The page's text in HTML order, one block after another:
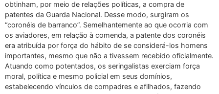
obtinham, por meio de relações políticas, a compra de
patentes da Guarda Nacional. Desse modo, surgiram os
“coronéis de barranco”. Semelhantemente ao que ocorria com
os aviadores, em relação à comenda, a patente dos coronéis
era atribuída por força do hábito de se considerá-los homens
importantes, mesmo que não a tivessem recebido oficialmente.
Atuando como potentados, os seringalistas exerciam força
moral, política e mesmo policial em seus domínios,
estabelecendo vínculos de compadres e afilhados, fazendo